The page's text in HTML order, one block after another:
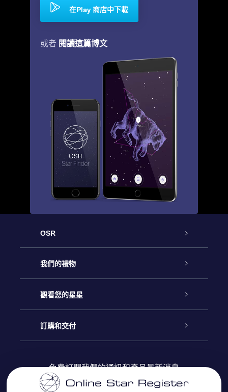
在Play 商店中下載
或者 閱讀這篇博文
OSR
客戶服務
聯繫我們
博客
評論
我們的禮物
Online Star禮物
OSR禮物包
OSR 禮物卡
觀看您的星星
星星注册
個性化的Star Page
訂購和交付
付款資訊
免費訂閱我們的通訊和產品最新消息